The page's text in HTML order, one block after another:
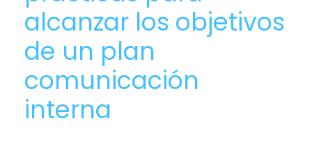
alcanzar los objetivos
de un plan
comunicación
interna